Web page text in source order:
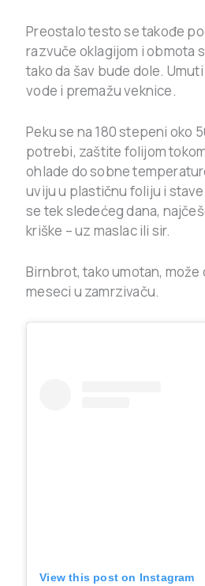
Preostalo testo se takođe
razvuče oklagijom i obmota
tako da šav bude dole.
vode i premažu veknice.
Peku se na 180 stepeni oko
potrebi, zaštite folijom
ohlade do sobne
uviju u plastičnu foliju i
se tek sledećeg dana,
kriške – uz maslac ili sir.
Birnbrot, tako umotan, može
meseci u zamrzivaču.
View this post on Instagram